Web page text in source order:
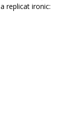
replicat ironic: